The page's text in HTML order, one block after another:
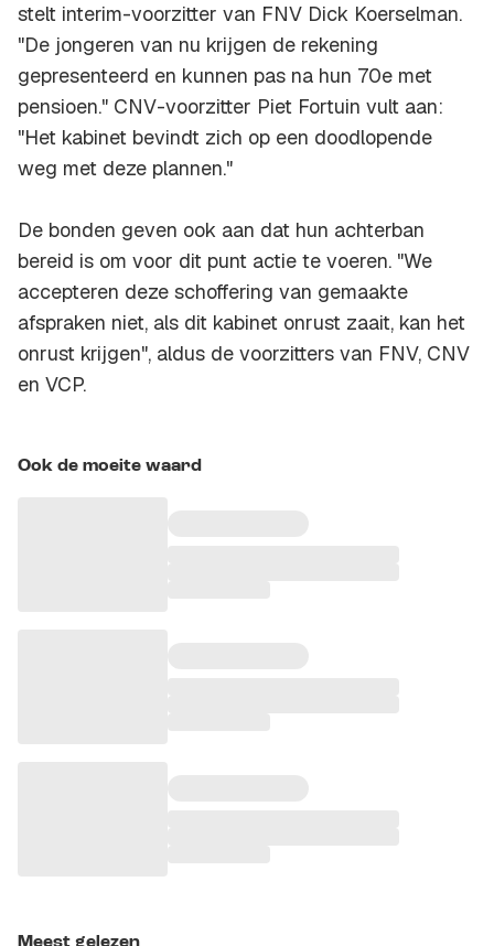
stelt interim-voorzitter van FNV Dick Koerselman.
"De jongeren van nu krijgen de rekening
gepresenteerd en kunnen pas na hun 70e met
pensioen." CNV-voorzitter Piet Fortuin vult aan:
"Het kabinet bevindt zich op een doodlopende
weg met deze plannen."
De bonden geven ook aan dat hun achterban
bereid is om voor dit punt actie te voeren. "We
accepteren deze schoffering van gemaakte
afspraken niet, als dit kabinet onrust zaait, kan het
onrust krijgen", aldus de voorzitters van FNV, CNV
en VCP.
Ook de moeite waard